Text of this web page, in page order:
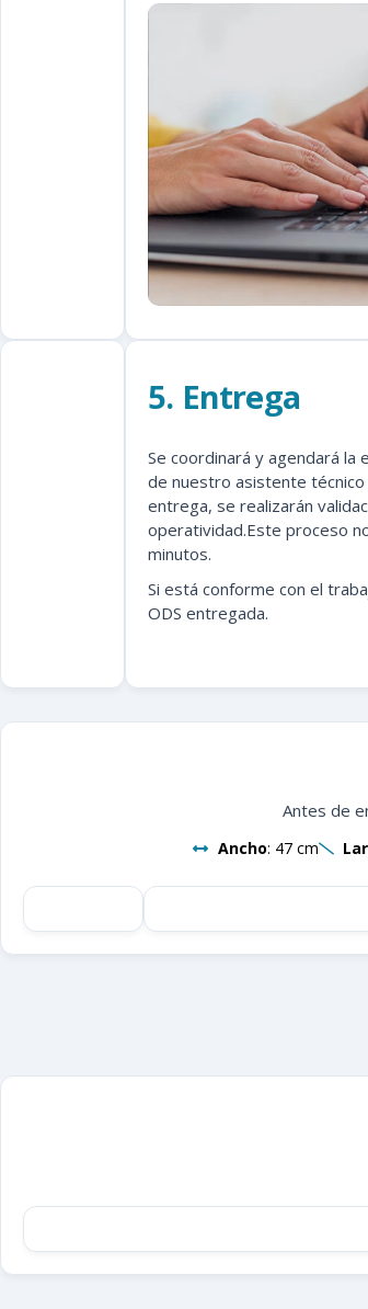
5. Entrega
Se coordinará y agendará
de nuestro asistente
entrega, se realizarán
operatividad.Este proceso
minutos.
Si está conforme con el
ODS entregada.
Antes de
Ancho: 47 cm